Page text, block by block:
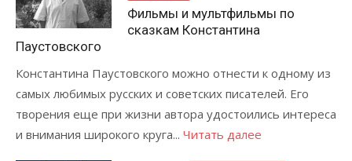
Фильмы и мультфильмы по
сказкам Константина
Паустовского
Константина Паустовского можно отнести к одному из
самых любимых русских и советских писателей. Его
творения еще при жизни автора удостоились интереса
и внимания широкого круга... Читать далее